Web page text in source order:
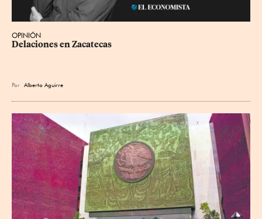
OPINIÓN
Delaciones en Zacatecas
Por Alberto Aguirre